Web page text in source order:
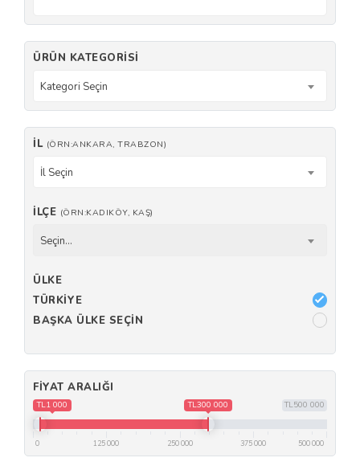
ÜRÜN KATEGORISI
Kategori Seçin
İL (ÖRN:ANKARA, TRABZON)
İl Seçin
İLÇE (ÖRN:KADIKÖY, KAŞ)
Seçin...
ÜLKE
TÜRKIYE
BAŞKA ÜLKE SEÇIN
FIYAT ARALIĞI
TL500 000
TL1 000 TL300 000
0 125 000 250 000 375 000 500 000